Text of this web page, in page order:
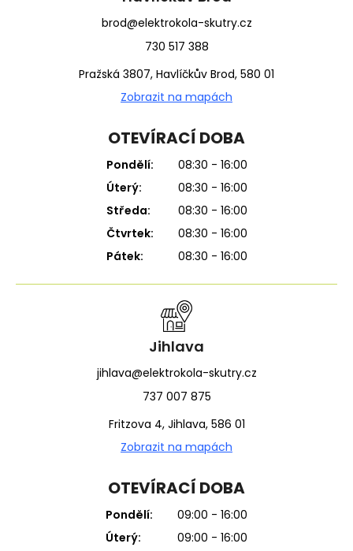
brod@elektrokola-skutry.cz
730 517 388
Pražská 3807, Havlíčkův Brod, 580 01
Zobrazit na mapách
OTEVÍRACÍ DOBA
Pondělí:
08:30 - 16:00
Úterý:
08:30 - 16:00
Středa:
08:30 - 16:00
Čtvrtek:
08:30 - 16:00
Pátek:
08:30 - 16:00
Jihlava
jihlava@elektrokola-skutry.cz
737 007 875
Fritzova 4, Jihlava, 586 01
Zobrazit na mapách
OTEVÍRACÍ DOBA
Pondělí:
09:00 - 16:00
Úterý:
09:00 - 16:00